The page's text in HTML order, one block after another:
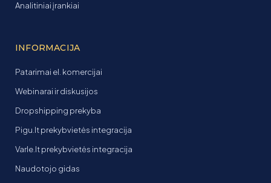
Analitiniai įrankiai
INFORMACIJA
Patarimai el. komercijai
Webinarai ir diskusijos
Dropshipping prekyba
Pigu.lt prekybvietės integracija
Varle.lt prekybvietės integracija
Naudotojo gidas